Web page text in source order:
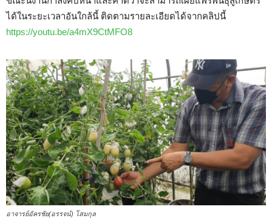
ได้ในระยะเวลาอันใกล้นี้ ติดตามรายละเอียดได้จากคลิปนี้
https://youtu.be/a4mX9CtMFO8
อาจารย์อัครชัย(อรรจน์) โสมกุล